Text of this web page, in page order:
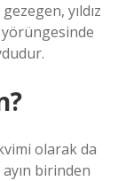
yıldız
yörüngesinde
olarak da
birinden